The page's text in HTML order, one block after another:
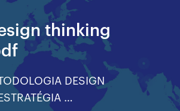
thinking
DESIGN
…